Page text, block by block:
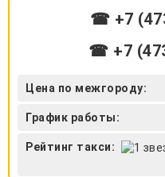
☎ +7
☎ +7
Цена по межгороду:
График работы:
Рейтинг такси: